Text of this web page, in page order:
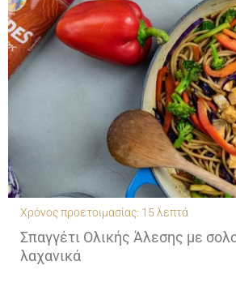
Χρόνος προετοιμασίας: 15 λεπτά
Σπαγγέτι Ολικής Άλεσης με
λαχανικά